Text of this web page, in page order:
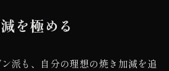
を極める
派も、自分の理想の焼き加減を追